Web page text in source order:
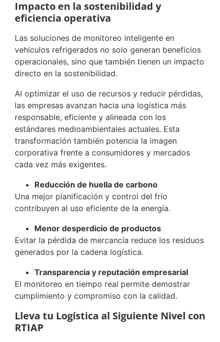
Impacto en la sostenibilidad y
eficiencia operativa
Las soluciones de monitoreo inteligente en
vehículos refrigerados no solo generan beneficios
operacionales, sino que también tienen un impacto
directo en la sostenibilidad.
Al optimizar el uso de recursos y reducir pérdidas,
las empresas avanzan hacia una logística más
responsable, eficiente y alineada con los
estándares medioambientales actuales. Esta
transformación también potencia la imagen
corporativa frente a consumidores y mercados
cada vez más exigentes.
Reducción de huella de carbono
Una mejor planificación y control del frío
contribuyen al uso eficiente de la energía.
Menor desperdicio de productos
Evitar la pérdida de mercancía reduce los residuos
generados por la cadena logística.
Transparencia y reputación empresarial
El monitoreo en tiempo real permite demostrar
cumplimiento y compromiso con la calidad.
Lleva tu Logística al Siguiente Nivel con
RTIAP